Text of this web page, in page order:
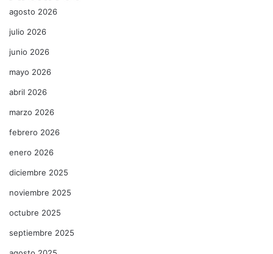
agosto 2026
julio 2026
junio 2026
mayo 2026
abril 2026
marzo 2026
febrero 2026
enero 2026
diciembre 2025
noviembre 2025
octubre 2025
septiembre 2025